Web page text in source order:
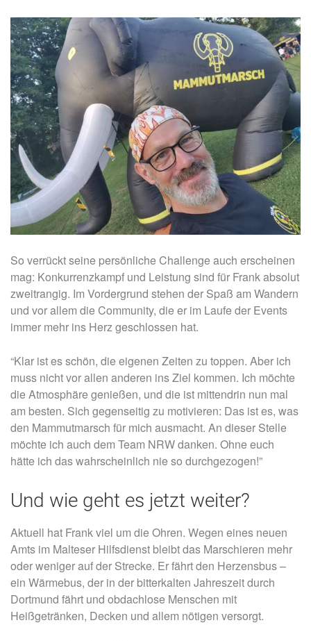
So verrückt seine persönliche Challenge auch erscheinen
mag: Konkurrenzkampf und Leistung sind für Frank absolut
zweitrangig. Im Vordergrund stehen der Spaß am Wandern
und vor allem die Community, die er im Laufe der Events
immer mehr ins Herz geschlossen hat.
“Klar ist es schön, die eigenen Zeiten zu toppen. Aber ich
muss nicht vor allen anderen ins Ziel kommen. Ich möchte
die Atmosphäre genießen, und die ist mittendrin nun mal
am besten. Sich gegenseitig zu motivieren: Das ist es, was
den Mammutmarsch für mich ausmacht. An dieser Stelle
möchte ich auch dem Team NRW danken. Ohne euch
hätte ich das wahrscheinlich nie so durchgezogen!”
Und wie geht es jetzt weiter?
Aktuell hat Frank viel um die Ohren. Wegen eines neuen
Amts im Malteser Hilfsdienst bleibt das Marschieren mehr
oder weniger auf der Strecke. Er fährt den Herzensbus –
ein Wärmebus, der in der bitterkalten Jahreszeit durch
Dortmund fährt und obdachlose Menschen mit
Heißgetränken, Decken und allem nötigen versorgt.